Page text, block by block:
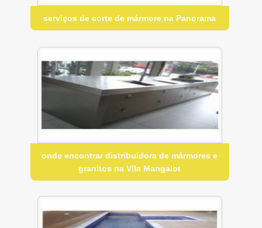
serviços de corte de mármore na Panorama
onde encontrar distribuidora de mármores e
granitos na Vila Mangalot